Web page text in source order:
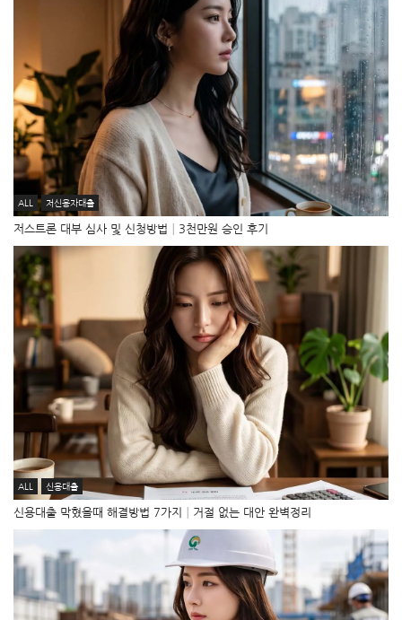
ALL 저신용자대출
저스트론 대부 심사 및 신청방법│3천만원 승인 후기
ALL 신용대출
신용대출 막혔을때 해결방법 7가지│거절 없는 대안 완벽정리